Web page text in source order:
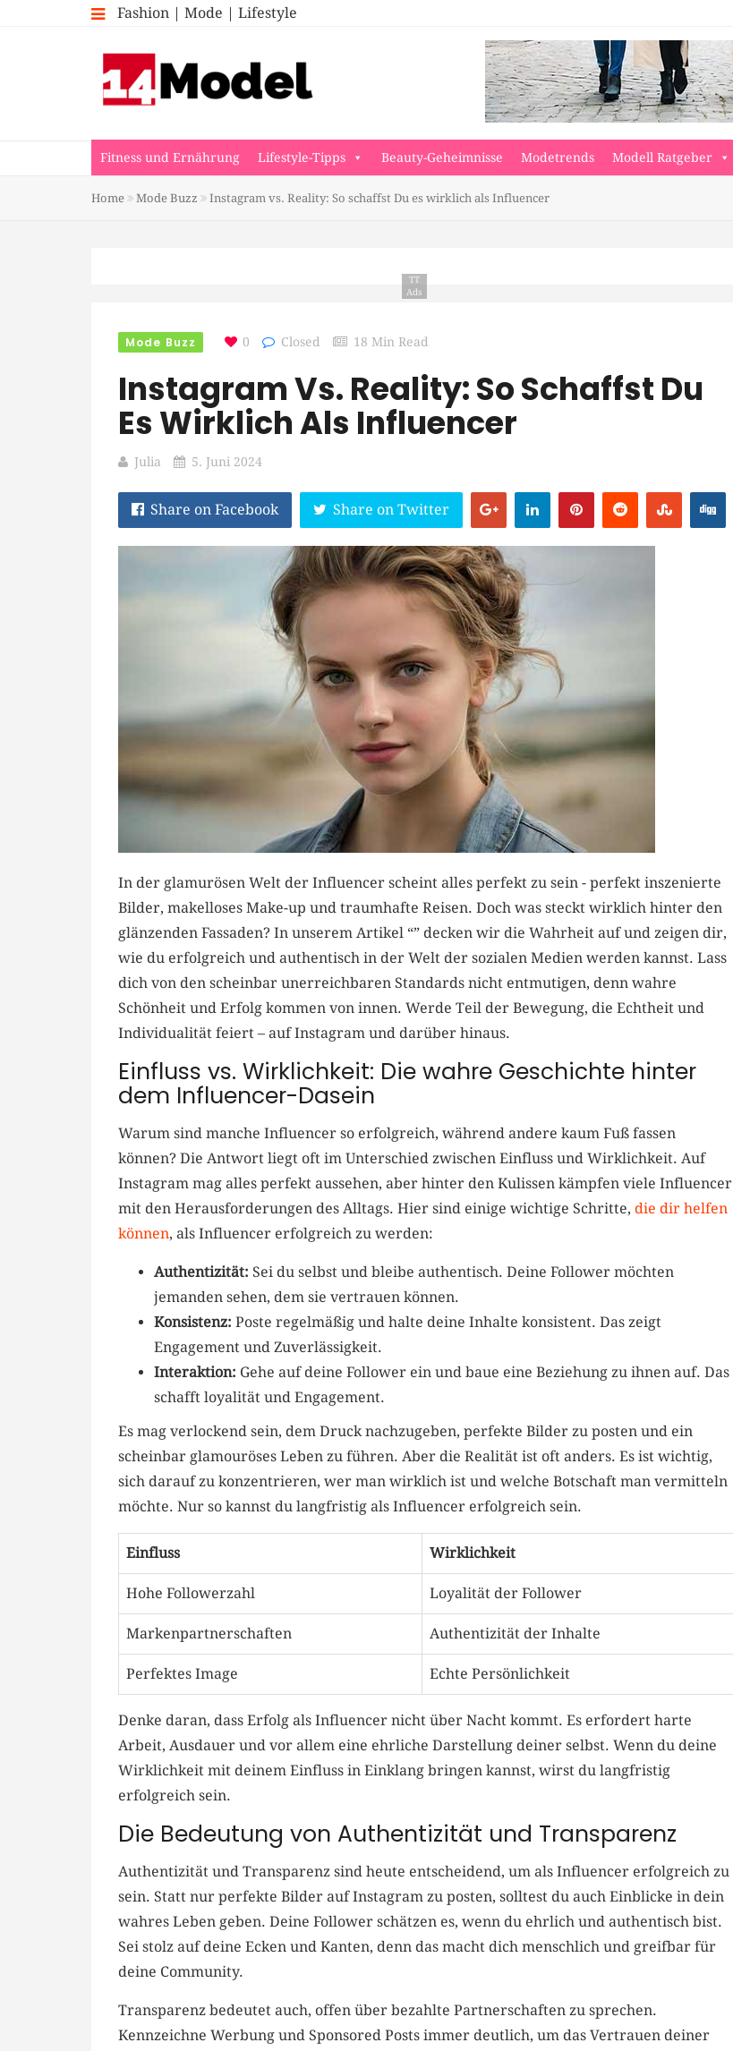
Fashion | Mode | Lifestyle
Fitness und Ernährung Lifestyle-Tipps Beauty-Geheimnisse Modetrends Modell Ratgeber
Home Mode Buzz Instagram vs. Reality: So schaffst Du es wirklich als Influencer
TT
Ads
Mode Buzz 0 Closed 18 Min Read
Instagram Vs. Reality: So Schaffst Du
Es Wirklich Als Influencer
Julia 5. Juni 2024
Share on Facebook Share on Twitter
In der glamurösen Welt der Influencer scheint‍ alles perfekt zu sein -⁤ perfekt inszenierte
Bilder, makelloses​ Make-up und traumhafte Reisen. Doch‌ was steckt ⁢wirklich hinter den
glänzenden Fassaden? ​In unserem Artikel “” decken wir die Wahrheit ‌auf ‍und zeigen dir, ​
wie⁣ du erfolgreich und⁣ authentisch ‍in der⁢ Welt der ⁤sozialen Medien werden kannst. Lass
dich ‍von den scheinbar unerreichbaren Standards nicht entmutigen, denn wahre
Schönheit ​und Erfolg ​kommen⁤ von innen. ⁢Werde Teil der Bewegung, ‍die⁤ Echtheit und
Individualität feiert – auf⁢ Instagram und darüber hinaus.
Einfluss vs. Wirklichkeit: Die wahre ​Geschichte hinter
dem Influencer-Dasein
Warum sind manche ⁢Influencer so erfolgreich,⁤ während andere⁣ kaum Fuß fassen⁤
können? Die Antwort liegt oft im Unterschied zwischen Einfluss und Wirklichkeit. Auf
Instagram mag alles ⁢perfekt‌ aussehen, aber hinter den Kulissen‍ kämpfen ‍viele Influencer
mit den Herausforderungen des ‌Alltags. Hier sind⁢ einige wichtige ‌Schritte, die⁣ dir helfen
können,⁣ als Influencer erfolgreich zu werden:
Authentizität: Sei du selbst ​und bleibe authentisch. Deine Follower möchten
jemanden sehen, dem sie vertrauen ‌können.
Konsistenz: Poste regelmäßig ⁢und halte deine Inhalte konsistent.​ Das zeigt
Engagement und Zuverlässigkeit.
Interaktion: Gehe⁢ auf deine⁢ Follower ein und baue ​eine Beziehung zu ihnen auf. Das
schafft loyalität und Engagement.
Es mag verlockend ‌sein, dem Druck​ nachzugeben, ⁣perfekte Bilder zu posten und ein
scheinbar glamouröses Leben zu führen. Aber⁤ die Realität ‍ist oft‌ anders. Es ist wichtig,
sich⁤ darauf zu‌ konzentrieren,⁣ wer man wirklich ist und welche Botschaft⁣ man vermitteln
‍möchte. Nur so kannst du langfristig als Influencer erfolgreich sein.
Einfluss Wirklichkeit
Hohe Followerzahl Loyalität der Follower
Markenpartnerschaften Authentizität der Inhalte
Perfektes Image Echte Persönlichkeit
Denke daran, dass Erfolg als Influencer​ nicht über Nacht kommt. ⁢Es ‍erfordert ​harte
Arbeit, Ausdauer und vor​ allem eine ehrliche Darstellung deiner ⁤selbst.​ Wenn⁤ du deine
Wirklichkeit mit deinem Einfluss⁤ in Einklang bringen kannst, wirst du langfristig
erfolgreich sein.
Die Bedeutung von ⁢Authentizität und Transparenz
Authentizität und Transparenz sind⁤ heute entscheidend, um als Influencer erfolgreich zu
sein. Statt nur perfekte Bilder ​auf ⁢Instagram zu posten, solltest du auch Einblicke ⁢in dein
wahres Leben ⁤geben. Deine Follower⁢ schätzen es, wenn du‌ ehrlich und authentisch⁣ bist.
Sei stolz auf ⁣deine Ecken ​und Kanten, denn das ​macht⁢ dich menschlich und greifbar ‌für
deine⁣ Community.
Transparenz bedeutet ‍auch, ⁣offen⁢ über bezahlte Partnerschaften zu sprechen.
Kennzeichne Werbung und‌ Sponsored Posts immer deutlich, um das Vertrauen deiner